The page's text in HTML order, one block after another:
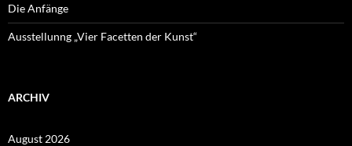
Die Anfänge
Ausstellunng „Vier Facetten der Kunst“
ARCHIV
August 2026